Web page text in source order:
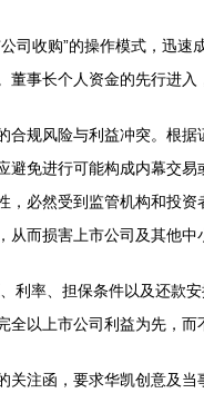
司收购”的操作模式，迅
事长个人资金的先行进入
合规风险与利益冲突。根
避免进行可能构成内幕交
，必然受到监管机构和投
从而损害上市公司及其他中
利率、担保条件以及还款
全以上市公司利益为先，
关注函，要求华凯创意及